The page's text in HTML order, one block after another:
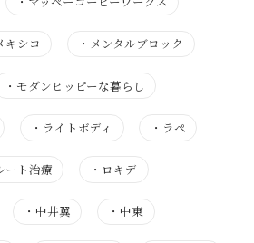
キシコ ・ メンタルブロック
・ モダンヒッピーな暮らし
・ ライトボディ ・ ラペ
ート治療 ・ ロキデ
・ 中井翼 ・ 中東